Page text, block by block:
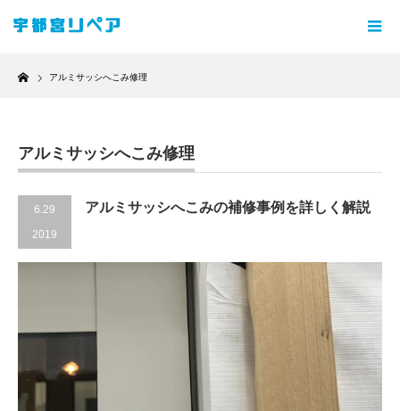
Home
アルミサッシへこみ修理
アルミサッシへこみ修理
6.29
2019
アルミサッシへこみの補修事例を詳しく解説